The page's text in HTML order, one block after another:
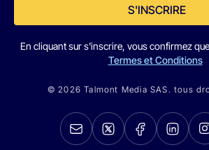
S'INSCRIRE
En cliquant sur s'inscrire, vous confirmez
Termes et Conditions
© 2026 Talmont Media SAS. tous